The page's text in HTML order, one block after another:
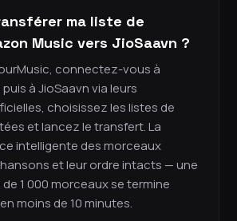
ma liste de
Music vers JioSaavn ?
connectez-vous à
à JioSaavn via leurs
choisissez les listes de
et lancez le transfert. La
intelligente des morceaux
et leur ordre intacts — une
1 000 morceaux se termine
moins de 10 minutes.